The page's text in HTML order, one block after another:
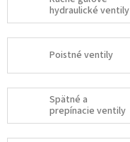
hydraulické ventily
Poistné ventily
Spätné a
prepínacie ventily